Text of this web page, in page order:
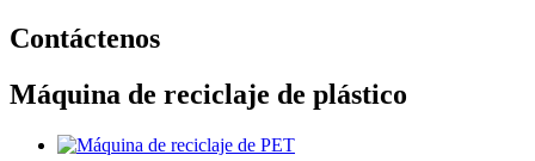
Contáctenos
Máquina de reciclaje de plástico